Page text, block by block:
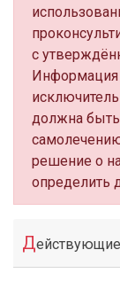
с
Информация
должна быть
решение о
определить
Д